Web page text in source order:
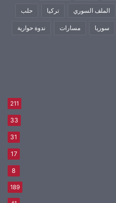
الملف السوري تركيا حلب
سوريا مسارات ندوة حوارية
211
33
31
17
8
189